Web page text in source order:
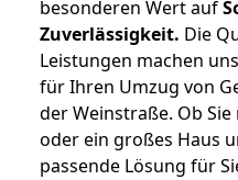
besonderen Wert auf
Zuverlässigkeit. Die
Leistungen machen
für Ihren Umzug von
der Weinstraße. Ob
oder ein großes Haus
passende Lösung für